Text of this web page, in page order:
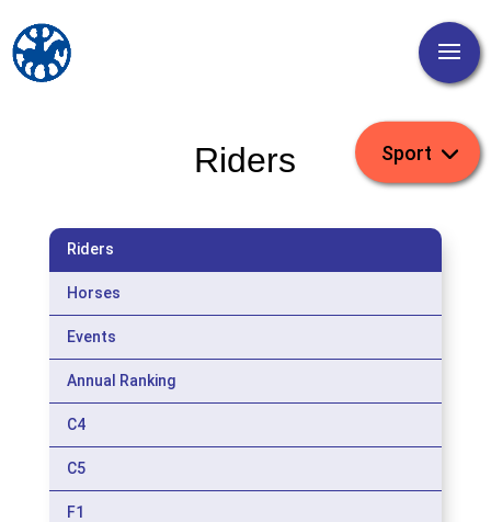
Riders
Riders
Horses
Events
Annual Ranking
C4
C5
F1